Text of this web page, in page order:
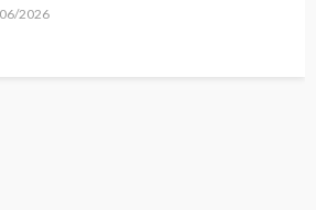
2026